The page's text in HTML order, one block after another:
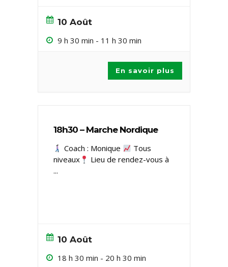
10 Août
9 h 30 min - 11 h 30 min
En savoir plus
18h30 – Marche Nordique
Coach : Monique
Tous
niveaux ​
Lieu de rendez-vous à
...
10 Août
18 h 30 min - 20 h 30 min